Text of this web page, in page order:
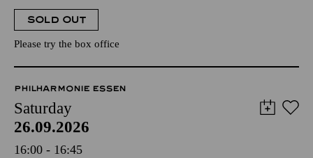
SOLD OUT
Please try the box office
PHILHARMONIE ESSEN
Saturday
26.09.2026
16:00 - 16:45